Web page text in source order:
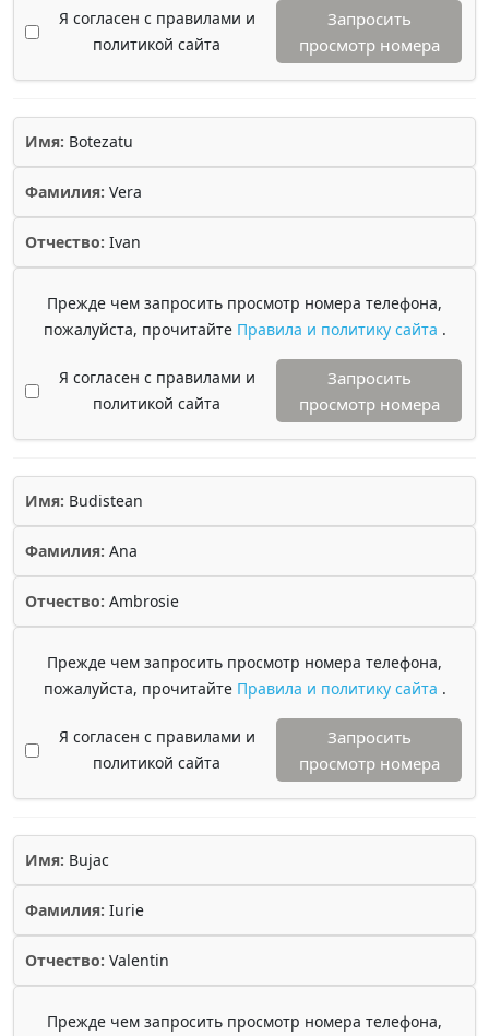
Я согласен с правилами и
политикой сайта
Запросить
просмотр номера
Имя: Botezatu
Фамилия: Vera
Отчество: Ivan
Прежде чем запросить просмотр номера телефона,
пожалуйста, прочитайте Правила и политику сайта .
Я согласен с правилами и
политикой сайта
Запросить
просмотр номера
Имя: Budistean
Фамилия: Ana
Отчество: Ambrosie
Прежде чем запросить просмотр номера телефона,
пожалуйста, прочитайте Правила и политику сайта .
Я согласен с правилами и
политикой сайта
Запросить
просмотр номера
Имя: Bujac
Фамилия: Iurie
Отчество: Valentin
Прежде чем запросить просмотр номера телефона,